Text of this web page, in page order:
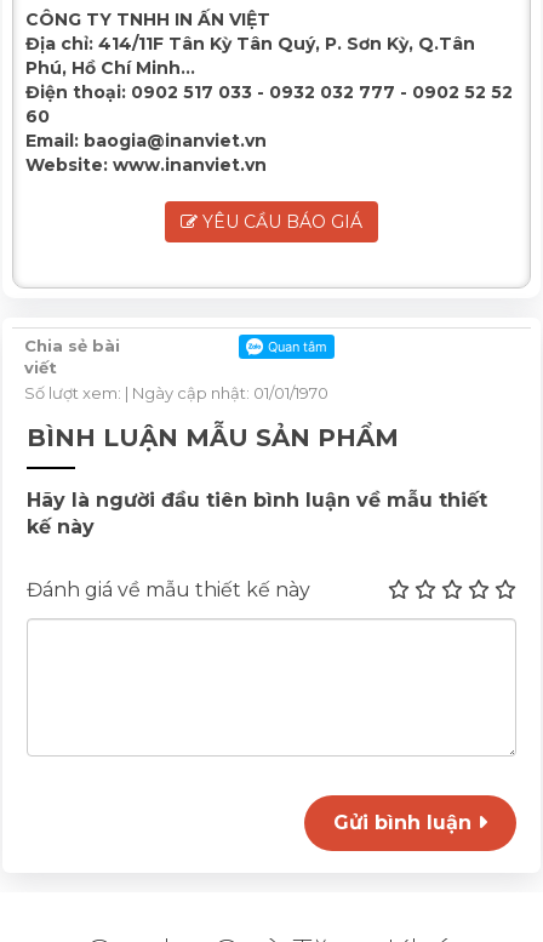
CÔNG TY TNHH IN ẤN VIỆT
Địa chỉ: 414/11F Tân Kỳ Tân Quý, P. Sơn Kỳ, Q.Tân
Phú, Hồ Chí Minh...
Điện thoại: 0902 517 033 - 0932 032 777 - 0902 52 52
60
Email: baogia@inanviet.vn
Website: www.inanviet.vn
YÊU CẦU BÁO GIÁ
Chia sẻ bài
viết
Số lượt xem: | Ngày cập nhật: 01/01/1970
BÌNH LUẬN MẪU SẢN PHẨM
Hãy là người đầu tiên bình luận về mẫu thiết
kế này
Đánh giá về mẫu thiết kế này
Gửi bình luận